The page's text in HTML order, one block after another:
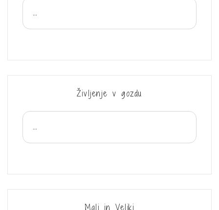
...
Življenje v gozdu
...
Mali in Veliki